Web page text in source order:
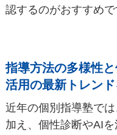
認するのがおすすめで
指導方法の多様性
活用の最新トレン
近年の個別指導塾で
加え、個性診断やAI